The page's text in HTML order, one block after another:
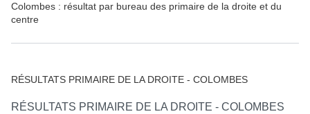
Colombes : résultat par bureau des primaire de la droite et du
centre
RÉSULTATS PRIMAIRE DE LA DROITE - COLOMBES
RÉSULTATS PRIMAIRE DE LA DROITE - COLOMBES